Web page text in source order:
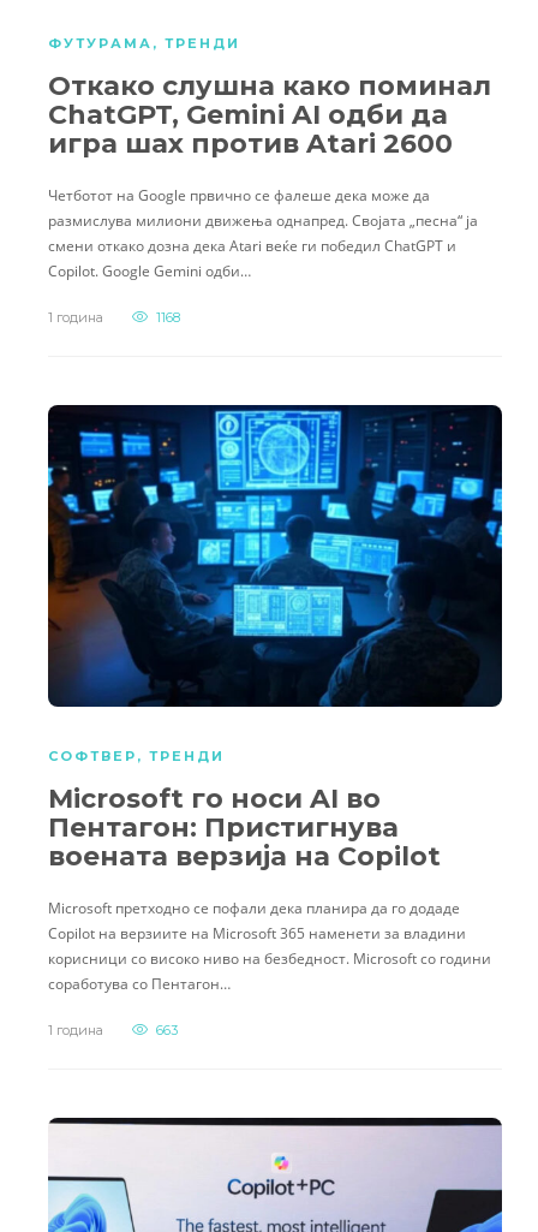
ФУТУРАМА , ТРЕНДИ
Откако слушна како поминал
ChatGPT, Gemini AI одби да
игра шах против Atari 2600
Четботот на Google првично се фалеше дека може да
размислува милиони движења однапред. Својата „песна“ ја
смени откако дозна дека Atari веќе ги победил ChatGPT и
Copilot. Google Gemini одби…
1 година 1168
СОФТВЕР , ТРЕНДИ
Microsoft го носи AI во
Пентагон: Пристигнува
воената верзија на Copilot
Microsoft претходно се пофали дека планира да го додаде
Copilot на верзиите на Microsoft 365 наменети за владини
корисници со високо ниво на безбедност. Microsoft со години
соработува со Пентагон…
1 година 663